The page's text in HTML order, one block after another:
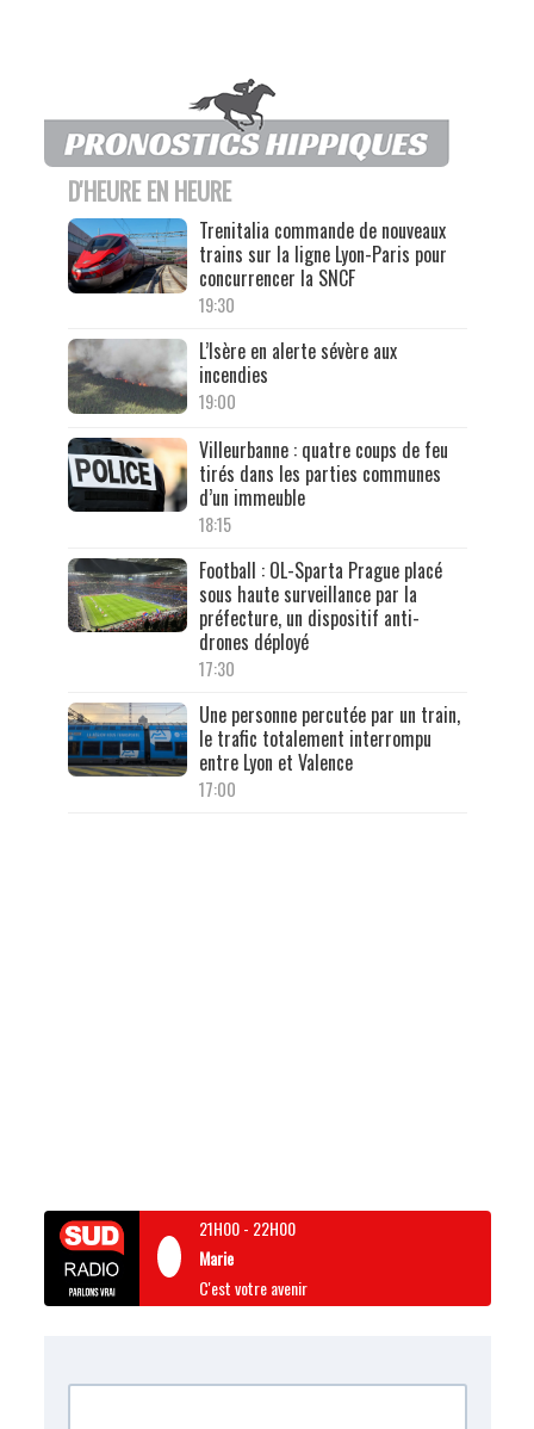
D'HEURE EN HEURE
Trenitalia commande de nouveaux
trains sur la ligne Lyon-Paris pour
concurrencer la SNCF
19:30
L’Isère en alerte sévère aux
incendies
19:00
Villeurbanne : quatre coups de feu
tirés dans les parties communes
d’un immeuble
18:15
Football : OL-Sparta Prague placé
sous haute surveillance par la
préfecture, un dispositif anti-
drones déployé
17:30
Une personne percutée par un train,
le trafic totalement interrompu
entre Lyon et Valence
17:00
21H00- 22H00
Marie
C'est votre avenir